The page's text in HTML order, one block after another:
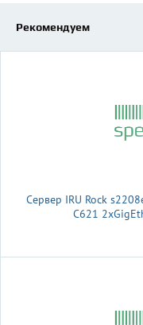
Рекомендуем
Сервер IRU Rock
С621